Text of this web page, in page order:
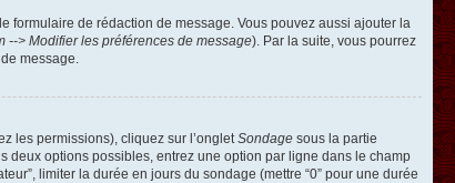
formulaire de rédaction de message. Vous pouvez aussi ajouter la
--> Modifier les préférences de message). Par la suite, vous pourrez
message.
les permissions), cliquez sur l’onglet Sondage sous la partie
deux options possibles, entrez une option par ligne dans le champ
limiter la durée en jours du sondage (mettre “0” pour une durée